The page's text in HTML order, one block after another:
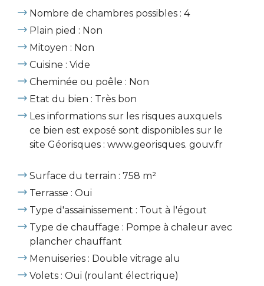
Nombre de chambres possibles : 4
Plain pied : Non
Mitoyen : Non
Cuisine : Vide
Cheminée ou poêle : Non
Etat du bien : Très bon
Les informations sur les risques auxquels
ce bien est exposé sont disponibles sur le
site Géorisques : www.georisques. gouv.fr
Surface du terrain : 758 m²
Terrasse : Oui
Type d'assainissement : Tout à l'égout
Type de chauffage : Pompe à chaleur avec
plancher chauffant
Menuiseries : Double vitrage alu
Volets : Oui (roulant électrique)